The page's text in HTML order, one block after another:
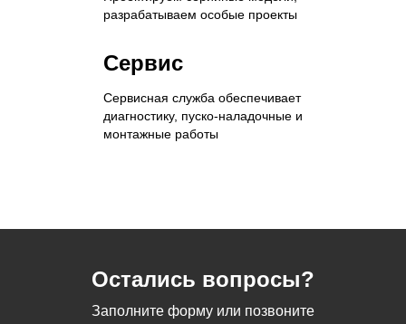
разрабатываем особые проекты
Сервис
Сервисная служба обеспечивает
диагностику, пуско-наладочные и
монтажные работы
Остались вопросы?
Заполните форму или позвоните